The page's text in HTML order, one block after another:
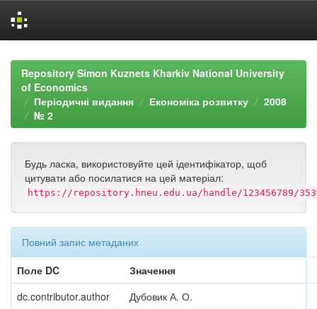
navigationRepository Simon Kuznets Kharkiv National University
of Economics
Періодичні видання
Економіка розвитку
2008
№ 2
Будь ласка, використовуйте цей ідентифікатор, щоб
цитувати або посилатися на цей матеріал:
https://repository.hneu.edu.ua/handle/123456789/
Повний запис метаданих
Поле DC
Значення
dc.contributor.author
Дубовик А. О.